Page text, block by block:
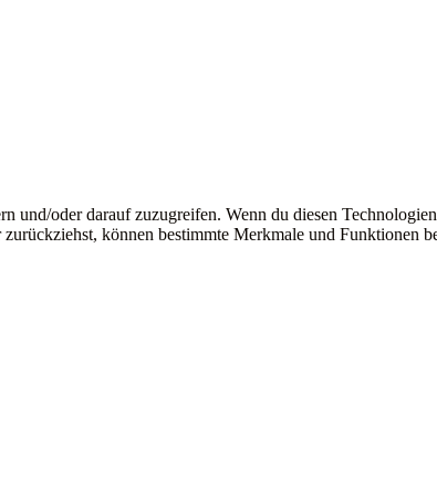
oder darauf zuzugreifen. Wenn du diesen
können bestimmte Merkmale und Funktionen